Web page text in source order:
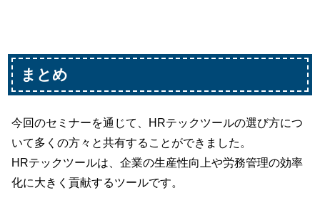
まとめ
今回のセミナーを通じて、HRテックツールの選び方につ
いて多くの方々と共有することができました。
HRテックツールは、企業の生産性向上や労務管理の効率
化に大きく貢献するツールです。